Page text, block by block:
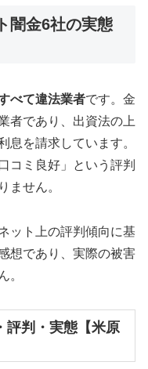
闇金6社の実態
べて違法業者です。金
者であり、出資法の上
息を請求しています。
コミ良好」という評判
ません。
ット上の評判傾向に基
想であり、実際の被害
。
評判・実態【米原